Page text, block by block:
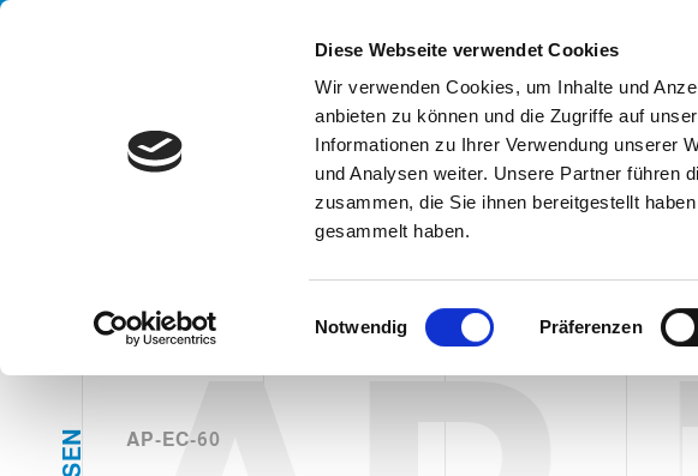
Diese Webseite verwendet Cookies
Wir verwenden Cookies, um Inhalte und
anbieten zu können und die Zugriffe auf
Informationen zu Ihrer Verwendung unserer
und Analysen weiter. Unsere Partner führen
zusammen, die Sie ihnen bereitgestellt
gesammelt haben.
i
Notwendig Präferenzen
UNTERNEHMEN
PALETTIERER PALETTIERER FÜR LEERE DOSEN
S
E
N AP-EC-60
PALETTIERER AP EC 60